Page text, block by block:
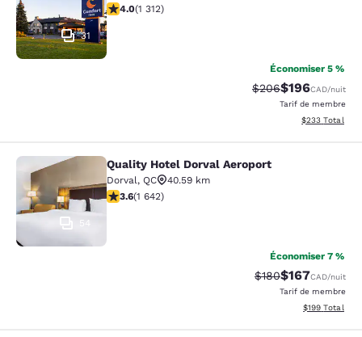
31
4.04 étoiles. Très bon. 1312 commentaires
4.0(1 312)
Économiser 5 %
Tarif barré :
$206Tarif réduit :
$196CAD/nuit
Tarif de membre
Afficher les
$233 Total
Quality Hotel Dorval Aeroport
54
Quality Hotel Dorval Aeroport
Dorval, QC
40.59 km
3.63 étoiles. Bien. 1642 commentaires
3.6(1 642)
Économiser 7 %
Tarif barré :
$180Tarif réduit :
$167CAD/nuit
Tarif de membre
Afficher les
$199 Total